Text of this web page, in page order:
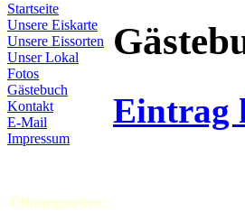
Startseite
Unsere Eiskarte
Unsere Eissorten
Unser Lokal
Fotos
Gästebuch
Kontakt
E-Mail
Impressum
Öffnungszeiten:
Eintrag